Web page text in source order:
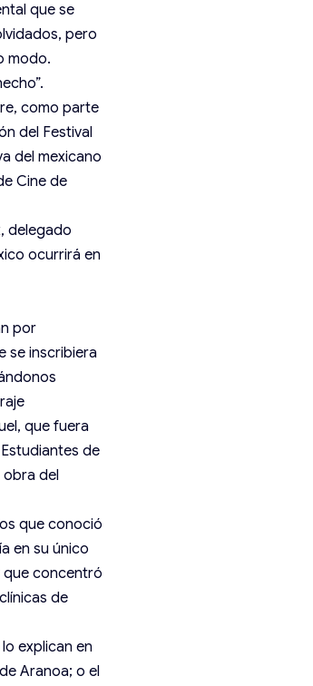
que se
pero
modo.
como parte
del Festival
del mexicano
Cine de
delegado
ocurrirá en
por
se inscribiera
que fuera
de
obra del
que conoció
en su único
que concentró
de
explican en
Aranoa; o el